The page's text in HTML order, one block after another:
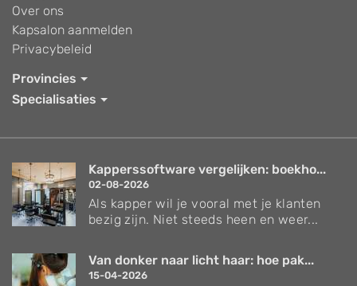
Over ons
Kapsalon aanmelden
Privacybeleid
Provincies
Specialisaties
Kapperssoftware vergelijken: boekho...
02-08-2026
Als kapper wil je vooral met je klanten
bezig zijn. Niet steeds heen en weer...
Van donker naar licht haar: hoe pak...
15-04-2026